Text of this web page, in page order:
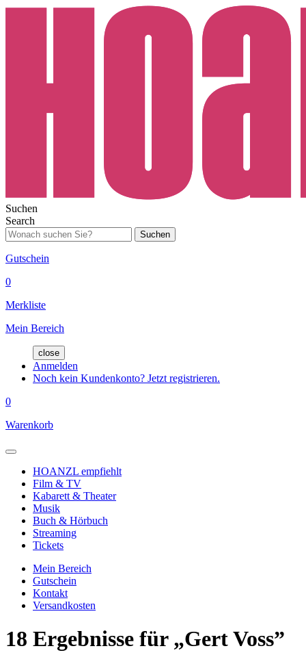
Suchen
Search
Suchen
Gutschein
0
Merkliste
Mein Bereich
close
Anmelden
Noch kein Kundenkonto? Jetzt registrieren.
0
Warenkorb
HOANZL empfiehlt
Film & TV
Kabarett & Theater
Musik
Buch & Hörbuch
Streaming
Tickets
Mein Bereich
Gutschein
Kontakt
Versandkosten
18 Ergebnisse für „Gert Voss”